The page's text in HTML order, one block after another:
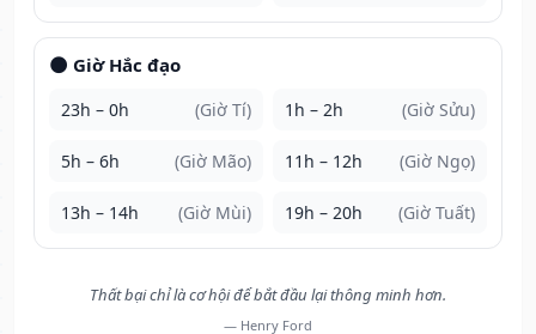
🌑 Giờ Hắc đạo
23h – 0h (Giờ Tí) 1h – 2h (Giờ Sửu)
5h – 6h (Giờ Mão) 11h – 12h (Giờ Ngọ)
13h – 14h (Giờ Mùi) 19h – 20h (Giờ Tuất)
Thất bại chỉ là cơ hội để bắt đầu lại thông minh hơn.
— Henry Ford